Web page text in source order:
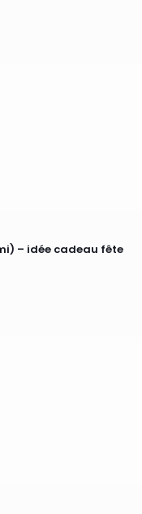
– idée cadeau fête